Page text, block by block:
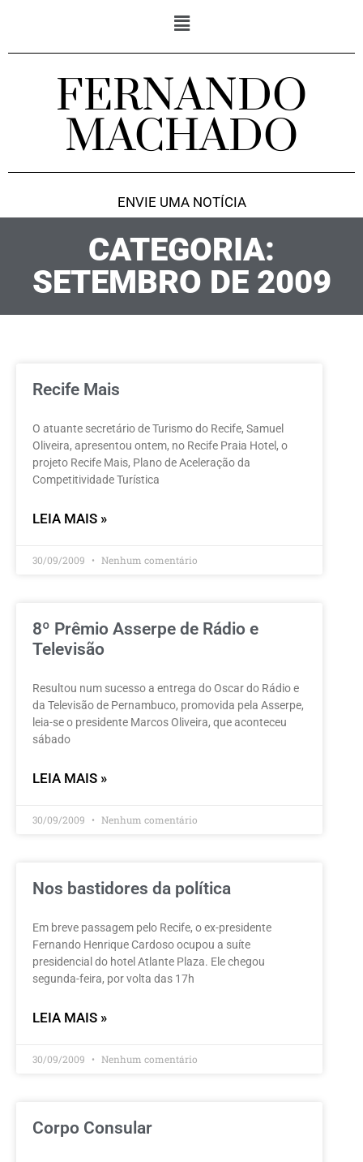
FERNANDO
MACHADO
ENVIE UMA NOTÍCIA
CATEGORIA:
SETEMBRO DE 2009
Recife Mais
O atuante secretário de Turismo do Recife, Samuel
Oliveira, apresentou ontem, no Recife Praia Hotel, o
projeto Recife Mais, Plano de Aceleração da
Competitividade Turística
LEIA MAIS »
30/09/2009 Nenhum comentário
8º Prêmio Asserpe de Rádio e
Televisão
Resultou num sucesso a entrega do Oscar do Rádio e
da Televisão de Pernambuco, promovida pela Asserpe,
leia-se o presidente Marcos Oliveira, que aconteceu
sábado
LEIA MAIS »
30/09/2009 Nenhum comentário
Nos bastidores da política
Em breve passagem pelo Recife, o ex-presidente
Fernando Henrique Cardoso ocupou a suíte
presidencial do hotel Atlante Plaza. Ele chegou
segunda-feira, por volta das 17h
LEIA MAIS »
30/09/2009 Nenhum comentário
Corpo Consular